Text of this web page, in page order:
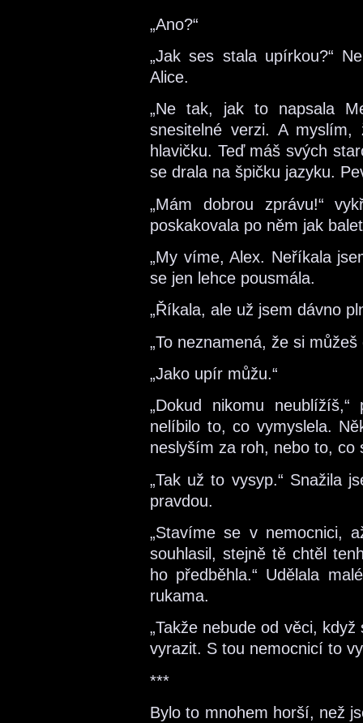
„Ano?“
„Jak ses stala upírkou?“
Alice.
„Ne tak, jak to napsala
snesitelné verzi. A
hlavičku. Teď máš svých
se drala na špičku jazyku.
„Mám dobrou zprávu!“
poskakovala po něm jak
„My víme, Alex. Neříkala
se jen lehce pousmála.
„Říkala, ale už jsem dávno
„To neznamená, že si
„Jako upír můžu.“
„Dokud nikomu
nelíbilo to, co vymyslela.
neslyším za roh, nebo to, co
„Tak už to vysyp.“ Snažila
pravdou.
„Stavíme se v nemocnici,
souhlasil, stejně tě chtěl
ho předběhla.“ Udělala
rukama.
„Takže nebude od věci,
vyrazit. S tou nemocnicí to
***
Bylo to mnohem horší, než